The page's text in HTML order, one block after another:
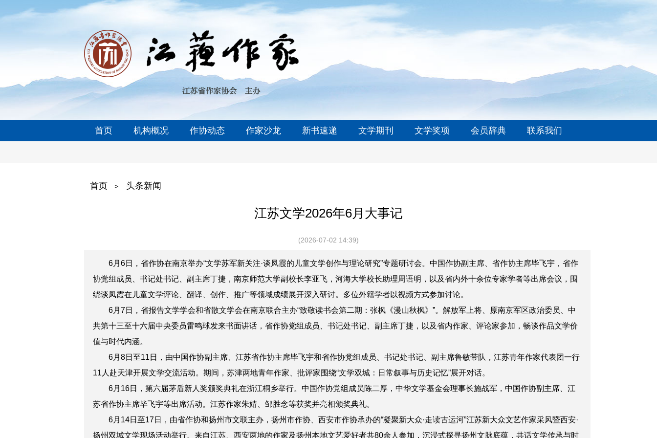
首页 机构概况 作协动态 作家沙龙 新书速递 文学期刊 文学奖项 会员辞典 联系我们
首页 > 头条新闻
江苏文学2026年6月大事记
(2026-07-02 14:39)
6月6日，省作协在南京举办“文学苏军新关注·谈凤霞的儿童文学创作与理论研究”专题研讨会。中国作协副主席、省作协主席毕飞宇，省作
协党组成员、书记处书记、副主席丁捷，南京师范大学副校长李亚飞，河海大学校长助理周语明，以及省内外十余位专家学者等出席会议， 围
绕谈凤霞在儿童文学评论、翻译、创作、推广等领域成绩展开深入研讨。 多位外籍学者以视频方式参加讨论。
6月7日，省报告文学学会和省散文学会在南京联合主办“致敬读书会第二期：张枫《漫山秋枫》 ”。 解放军上将、原南京军区政治委员、中
共第十三至十六届中央委员雷鸣球发来书面讲话，省作协党组成员、书记处书记、副主席丁捷 ， 以及省内作家、评论家参加， 畅谈作品文学价
值与时代内涵。
6月8日至11日，由中国作协副主席、江苏省作协主席毕飞宇和省作协党组成员、书记处书记、副主席鲁敏带队，江苏青年作家代表团一行
11人赴天津开展文学交流活动。 期间， 苏津两地青年作家、批评家围绕“文学双城：日常叙事与历史记忆”展开对话。
6月16日，第六届茅盾新人奖颁奖典礼在浙江桐乡举行。中国作协党组成员陈二厚，中华文学基金会理事长施战军，中国作协副主席、江
苏省作协主席毕飞宇等出席活动。 江苏作家朱婧、邹胜念等获奖并亮相颁奖典礼。
6月14日至17日，由省作协和扬州市文联主办，扬州市作协、西安市作协承办的“凝聚新大众·走读古运河”江苏新大众文艺作家采风暨西安·
扬州双城文学现场活动举行。来自江苏、西安两地的作家及扬州本地文艺爱好者共80余人 参加， 沉浸式探寻扬州文脉底蕴，共话文学传承与时